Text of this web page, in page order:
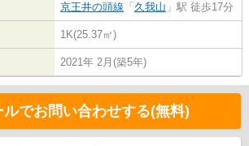
京王井の頭線 「 久我山 」駅 徒歩17分
1K(25.37㎡)
2021年 2月(築5年)
ルでお問い合わせする(無料)